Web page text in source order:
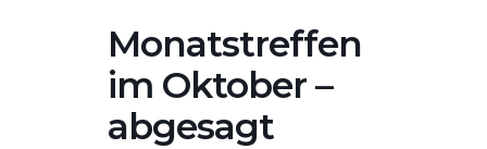
Monatstreffen
im Oktober –
abgesagt